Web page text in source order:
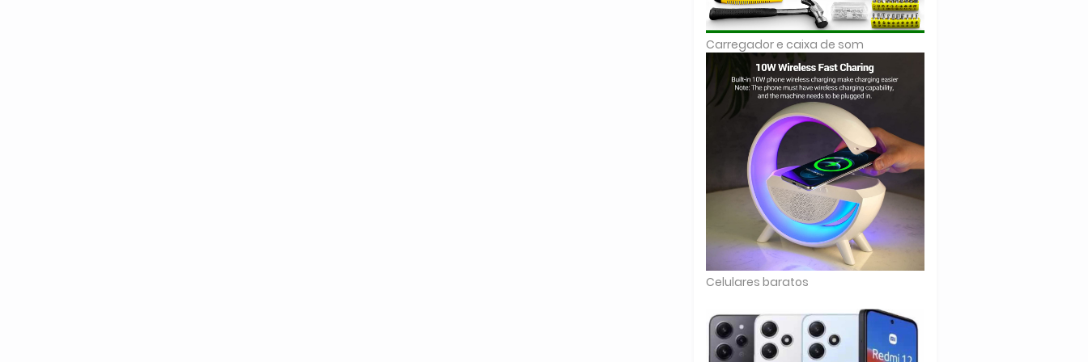
Carregador e caixa de som
Celulares baratos